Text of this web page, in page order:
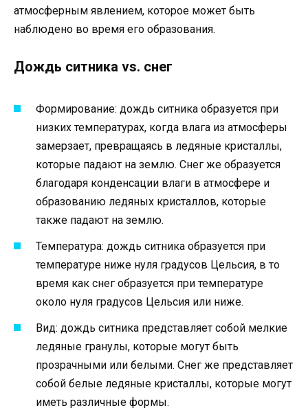
атмосферным явлением, которое может быть
наблюдено во время его образования.
Дождь ситника vs. снег
Формирование: дождь ситника образуется при
низких температурах, когда влага из атмосферы
замерзает, превращаясь в ледяные кристаллы,
которые падают на землю. Снег же образуется
благодаря конденсации влаги в атмосфере и
образованию ледяных кристаллов, которые
также падают на землю.
Температура: дождь ситника образуется при
температуре ниже нуля градусов Цельсия, в то
время как снег образуется при температуре
около нуля градусов Цельсия или ниже.
Вид: дождь ситника представляет собой мелкие
ледяные гранулы, которые могут быть
прозрачными или белыми. Снег же представляет
собой белые ледяные кристаллы, которые могут
иметь различные формы.